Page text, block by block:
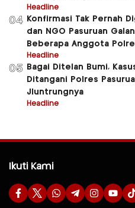
Headline
04
Konfirmasi Tak Pernah
dan NGO Pasuruan
Beberapa Anggota
Headline
05
Bagai Ditelan Bumi,
Ditangani Polres
Jluntrungnya
Headline
Ikuti Kami